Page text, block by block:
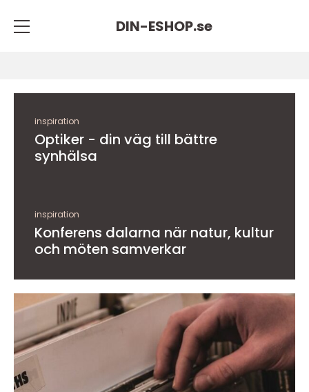
DIN-ESHOP.se
inspiration
Optiker - din väg till bättre
synhälsa
inspiration
Konferens dalarna när natur, kultur
och möten samverkar